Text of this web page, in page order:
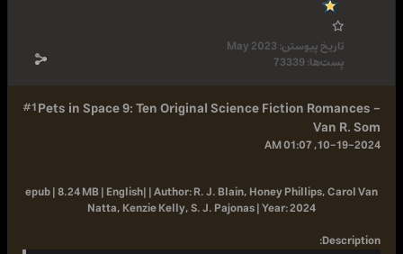
تاریخ پیوستن:May 2023
پست‌ها:73339
#1Pets in Space 9: Ten Original Science Fiction Romances -
Van R. Som
10-19-2024, 01:07 AM
epub | 8.24 MB | English| |Author:R. J. Blain, Honey Phillips, Carol Van
Natta, Kenzie Kelly, S. J. Pajonas |Year:2024
Description
: